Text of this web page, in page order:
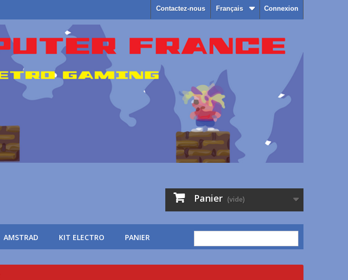
Connexion
Français
Contactez-nous
Panier (vide)
AMSTRAD KIT ELECTRO PANIER